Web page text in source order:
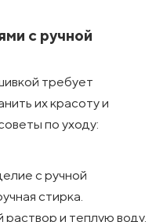
с ручной
требует
их красоту и
по уходу:
с ручной
стирка.
и теплую воду.